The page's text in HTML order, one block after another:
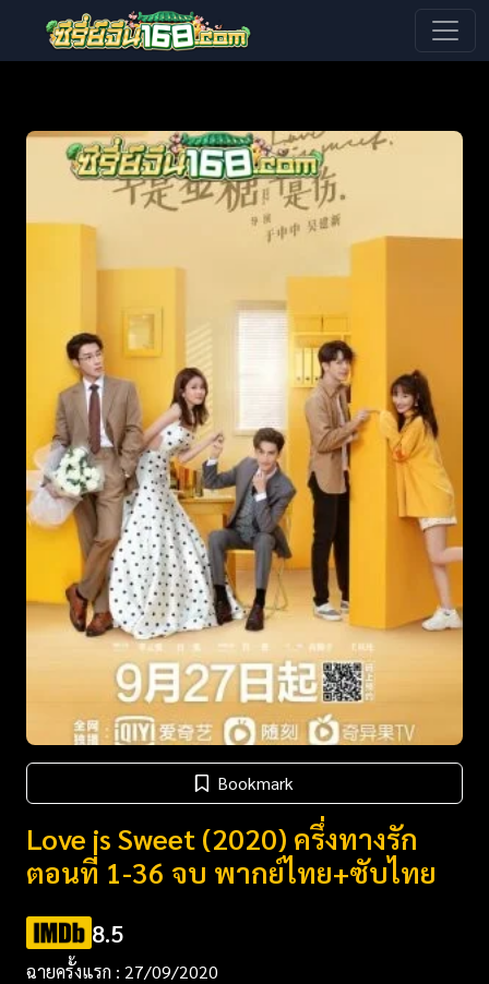
Bookmark
Love is Sweet (2020) ครึ่งทางรัก
ตอนที่ 1-36 จบ พากย์ไทย+ซับไทย
8.5
ฉายครั้งแรก : 27/09/2020